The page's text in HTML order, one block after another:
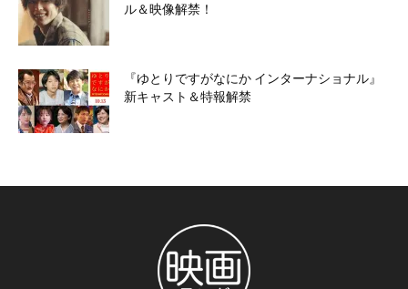
ル＆映像解禁！
『ゆとりですがなにか インターナショナル』
新キャスト＆特報解禁